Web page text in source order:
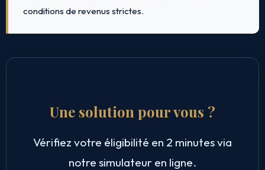
conditions de revenus strictes.
Une solution pour vous ?
Vérifiez votre éligibilité en 2 minutes via
notre simulateur en ligne.